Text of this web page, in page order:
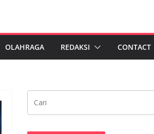
OLAHRAGA REDAKSI CONTACT